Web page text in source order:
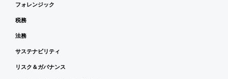
フォレンジック
税務
法務
サステナビリティ
リスク＆ガバナンス